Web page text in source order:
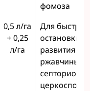
фомоза
0,5 л/га
+ 0,25
л/га
Для быстрой
остановки
развития
ржавчины,
септориоза